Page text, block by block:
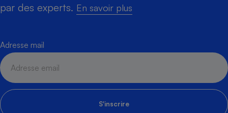
par des experts. En savoir plus
Adresse mail
S'inscrire